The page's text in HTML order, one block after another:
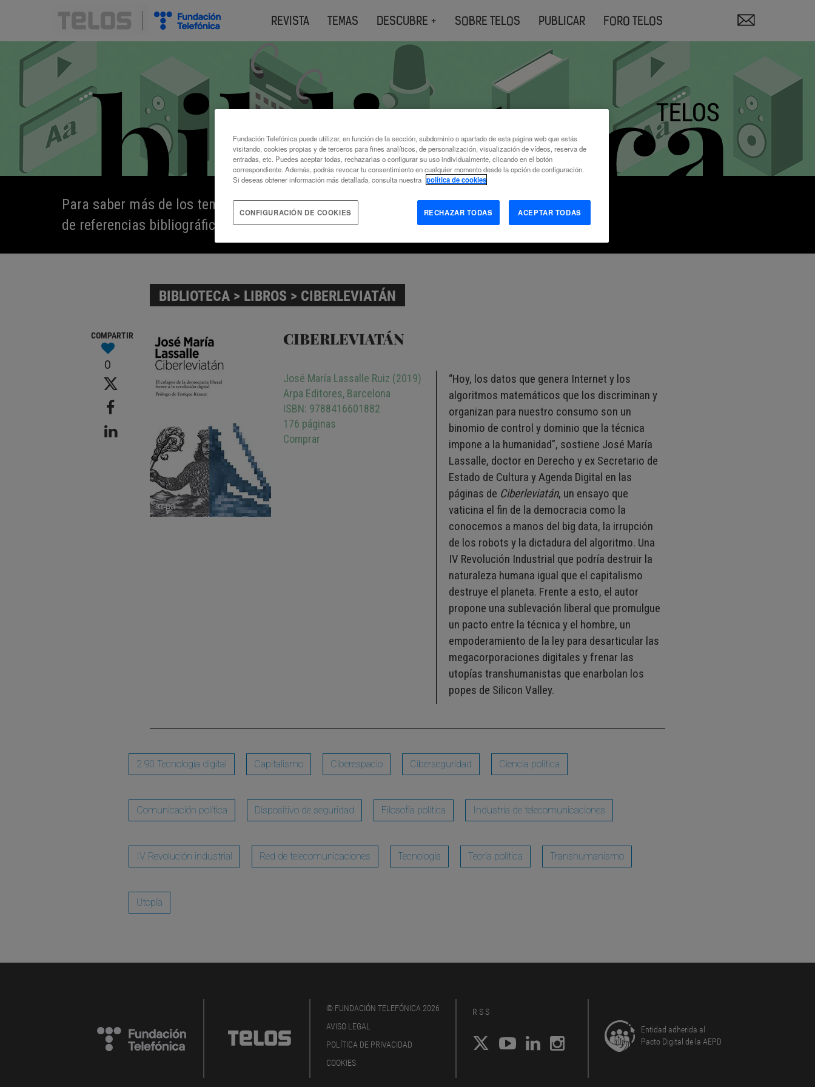
REVISTA TEMAS DESCUBRE + SOBRE TELOS PUBLICAR FORO TELOS
Para saber más de los temas que se ocupa TELOS, realizamos una selección
de referencias bibliográficas, digitales y audiovisuales y en otros formatos.
COMPARTIR
0
BIBLIOTECA > LIBROS > CIBERLEVIATÁN
CIBERLEVIATÁN
José María Lassalle Ruiz (2019)
Arpa Editores, Barcelona
ISBN: 9788416601882
176 páginas
Comprar
“Hoy, los datos que genera Internet y los
algoritmos matemáticos que los discriminan y
organizan para nuestro consumo son un
binomio de control y dominio que la técnica
impone a la humanidad”, sostiene José María
Lassalle, doctor en Derecho y ex Secretario de
Estado de Cultura y Agenda Digital en las
páginas de Ciberleviatán, un ensayo que
vaticina el fin de la democracia como la
conocemos a manos del big data, la irrupción
de los robots y la dictadura del algoritmo. Una
IV Revolución Industrial que podría destruir la
naturaleza humana igual que el capitalismo
destruye el planeta. Frente a esto, el autor
propone una sublevación liberal que promulgue
un pacto entre la técnica y el hombre, un
empoderamiento de la ley para desarticular las
megacorporaciones digitales y frenar las
utopías transhumanistas que enarbolan los
popes de Silicon Valley.
2.90 Tecnología digital Capitalismo Ciberespacio Ciberseguridad Ciencia política
Comunicación política Dispositivo de seguridad Filosofía política Industria de telecomunicaciones
IV Revolución industrial Red de telecomunicaciones Tecnología Teoría política Transhumanismo
Utopía
© FUNDACIÓN TELEFÓNICA 2026
AVISO LEGAL
POLÍTICA DE PRIVACIDAD
COOKIES
RSS
Entidad adherida al
Pacto Digital de la AEPD
Fundación Telefónica puede utilizar, en función de la sección, subdominio o apartado de esta página web que estás
visitando, cookies propias y de terceros para fines analíticos, de personalización, visualización de vídeos, reserva de
entradas, etc. Puedes aceptar todas, rechazarlas o configurar su uso individualmente, clicando en el botón
correspondiente. Además, podrás revocar tu consentimiento en cualquier momento desde la opción de configuración.
Si deseas obtener información más detallada, consulta nuestra política de cookies
RECHAZAR TODAS ACEPTAR TODAS
CONFIGURACIÓN DE COOKIES